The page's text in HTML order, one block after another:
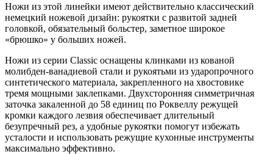
Ножи из этой линейки имеют действительно классический
немецкий ножевой дизайн: рукоятки с развитой задней
головкой, обязательный больстер, заметное широкое
«брюшко» у больших ножей.
Ножи из серии Classic оснащены клинками из кованой
молибден-ванадиевой стали и рукоятьми из ударопрочного
синтетического материала, закрепленного на хвостовике
тремя мощными заклепками. Двухсторонняя симметричная
заточка закаленной до 58 единиц по Роквеллу режущей
кромки каждого лезвия обеспечивает длительный
безупречный рез, а удобные рукоятки помогут избежать
усталости и использовать режущие кухонные инструменты
максимально эффективно.